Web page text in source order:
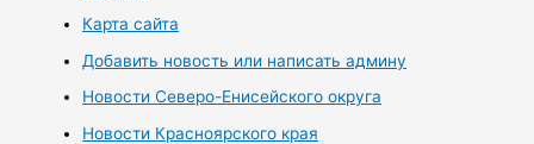
Карта сайта
Добавить новость или написать админу
Новости Северо-Енисейского округа
Новости Красноярского края